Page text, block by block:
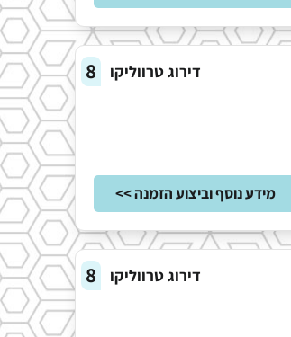
דירוג טרווליקו 8
מידע נוסף וביצוע הזמנה >>
דירוג טרווליקו 8